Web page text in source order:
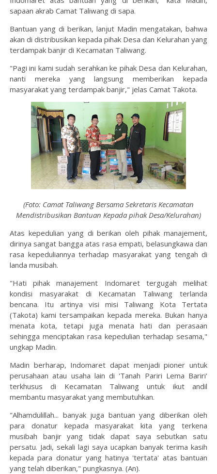
sapaan akrab Camat Taliwang di sapa.
Bantuan yang di berikan, lanjut Madin mengatakan, bahwa
akan di distribusikan kepada pihak Desa dan Kelurahan yang
terdampak banjir di Kecamatan Taliwang.
"Pagi ini kami sudah serahkan ke pihak Desa dan Kelurahan,
nanti mereka yang langsung memberikan kepada
masyarakat yang terdampak banjir," jelas Camat Takota.
(Foto: Camat Taliwang Bersama Sekretaris Kecamatan
Mendistribusikan Bantuan Kepada pihak Desa/Kelurahan)
Atas kepedulian yang di berikan oleh pihak manajement,
dirinya sangat bangga atas rasa empati, belasungkawa dan
rasa kepeduliannya terhadap masyarakat yang tengah di
landa musibah.
"Hati pihak manajement Indomaret tergugah melihat
kondisi masyarakat di Kecamatan Taliwang terlanda
bencana. Itu artinya visi misi Taliwang Kota Tertata
(Takota) kami tersampaikan kepada mereka. Bukan hanya
menata kota, tetapi juga menata hati dan perasaan
sehingga menciptakan rasa kepedulian terhadap sesama,"
ungkap Madin.
Madin berharap, Indomaret dapat menjadi pioner untuk
perusahaan atau usaha lain di 'Tanah Pariri Lema Bariri'
terkhusus di Kecamatan Taliwang untuk ikut andil
membantu masyarakat yang membutuhkan.
"Alhamdulillah... banyak juga bantuan yang diberikan oleh
para donatur kepada masyarakat kita yang terkena
musibah banjir yang tidak dapat saya sebutkan satu
persatu. Jadi, sekali lagi saya ucapkan banyak terima kasih
kepada para donatur yang hatinya 'tertata' atas bantuan
yang telah diberikan," pungkasnya. (An).